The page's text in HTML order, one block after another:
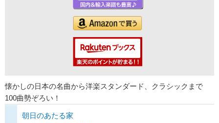
懐かしの日本の名曲から洋楽スタンダード、クラシックまで
100曲勢ぞろい！
朝日のあたる家